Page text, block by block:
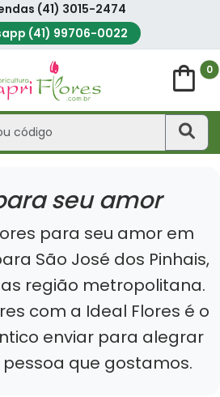
(41) 3015-2474
(41) 99706-0022
shopping_bag 0
seu amor
para seu amor em
São José dos Pinhais,
região metropolitana.
com a Ideal Flores é o
enviar para alegrar
que gostamos.